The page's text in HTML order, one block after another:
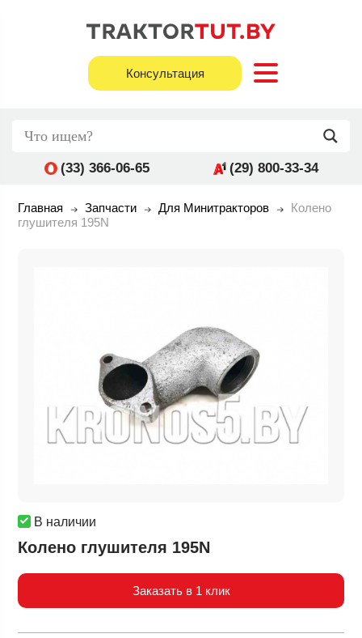
Консультация
(33) 366-06-65 (29) 800-33-34
Главная Запчасти Для Минитракторов
Колено
глушителя 195N
В наличии
Колено глушителя 195N
Заказать в 1 клик